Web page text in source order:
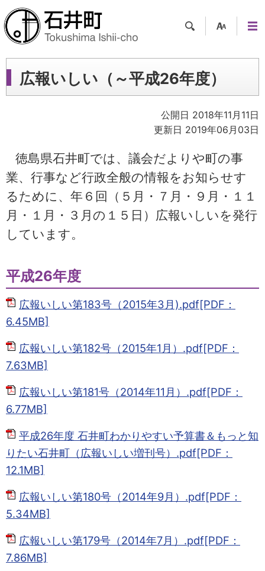
ツー
ル
ュー
広報いしい（～平成26年度）
公開日 2018年11月11日
更新日 2019年06月03日
徳島県石井町では、議会だよりや町の事
業、行事など行政全般の情報をお知らせす
るために、年６回（５月・７月・９月・１１
月・１月・３月の１５日）広報いしいを発行
しています。
平成26年度
広報いしい第183号（2015年3月).pdf[PDF：
6.45MB]
広報いしい第182号（2015年1月）.pdf[PDF：
7.63MB]
広報いしい第181号（2014年11月）.pdf[PDF：
6.77MB]
平成26年度 石井町わかりやすい予算書＆もっと知
りたい石井町（広報いしい増刊号）.pdf[PDF：
12.1MB]
広報いしい第180号（2014年9月）.pdf[PDF：
5.34MB]
広報いしい第179号（2014年7月）.pdf[PDF：
7.86MB]